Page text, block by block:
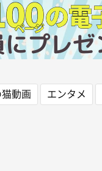
動画 エンタメ